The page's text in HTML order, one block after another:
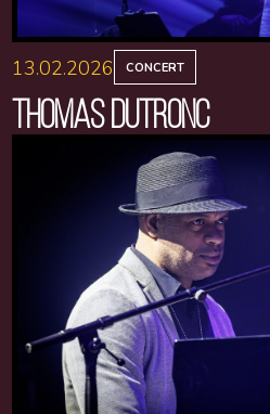
13.02.2026 CONCERT
THOMAS DUTRONC